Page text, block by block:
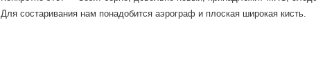
Для состаривания нам понадобится аэрограф и плоская широкая кисть.